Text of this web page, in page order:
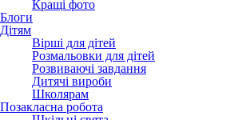
Кращі фото
Блоги
Дітям
Вірші для дітей
Розмальовки для дітей
Розвиваючі завдання
Дитячі вироби
Школярам
Позакласна робота